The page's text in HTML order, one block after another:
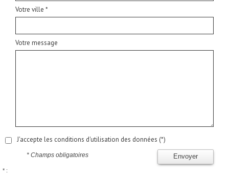
Votre ville *
Votre message
J'accepte les conditions d'utilisation des données (*)
Envoyer
* Champs obligatoires
* :